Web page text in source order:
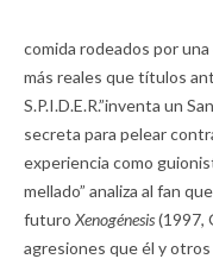
comida rodeados por
más reales que títulos
S.P.I.D.E.R.”inventa un
secreta para pelear
experiencia como
mellado” analiza al fan
futuro Xenogénesis(1997,
agresiones que él y